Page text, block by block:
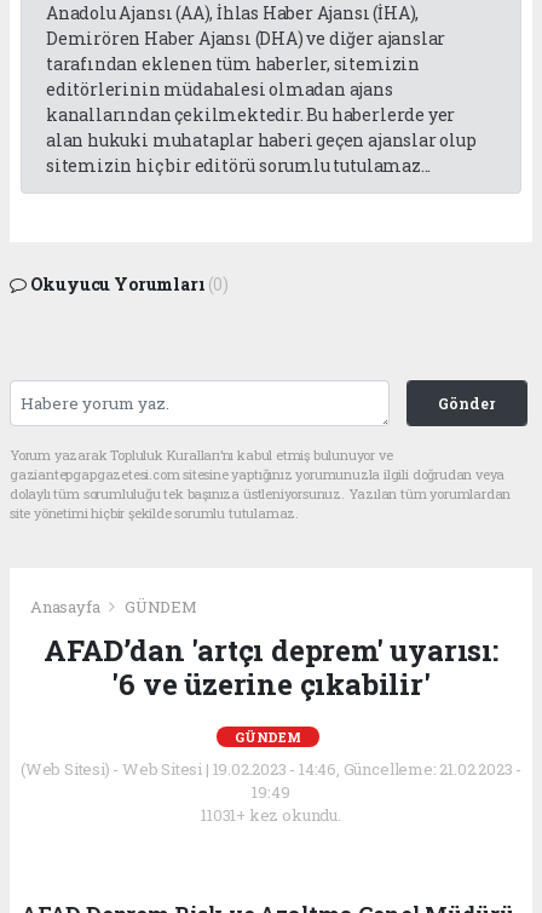
Anadolu Ajansı (AA), İhlas Haber Ajansı (İHA),
Demirören Haber Ajansı (DHA) ve diğer ajanslar
tarafından eklenen tüm haberler, sitemizin
editörlerinin müdahalesi olmadan ajans
kanallarından çekilmektedir. Bu haberlerde yer
alan hukuki muhataplar haberi geçen ajanslar olup
sitemizin hiç bir editörü sorumlu tutulamaz...
Okuyucu Yorumları (0)
Gönder
Yorum yazarak Topluluk Kuralları’nı kabul etmiş bulunuyor ve
gaziantepgapgazetesi.com sitesine yaptığınız yorumunuzla ilgili doğrudan veya
dolaylı tüm sorumluluğu tek başınıza üstleniyorsunuz. Yazılan tüm yorumlardan
site yönetimi hiçbir şekilde sorumlu tutulamaz.
Anasayfa GÜNDEM
AFAD’dan 'artçı deprem' uyarısı:
'6 ve üzerine çıkabilir'
GÜNDEM
(Web Sitesi) - Web Sitesi | 19.02.2023 - 14:46, Güncelleme: 21.02.2023 -
19:49
11031+ kez okundu.